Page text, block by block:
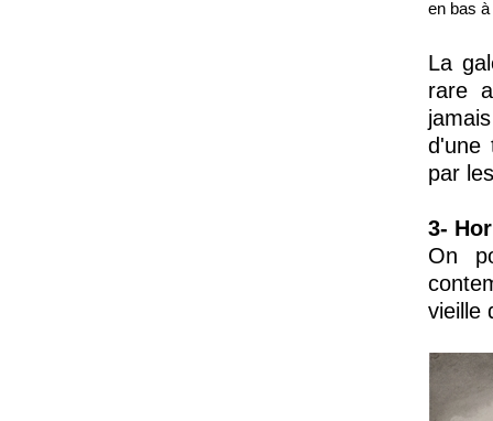
en bas
La
rare
d'une
par
3-
On
vieille